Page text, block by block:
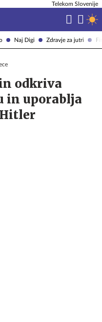
Naj Digi Zdravje za jutri
Telekom Slovenije
odkriva
in uporablja